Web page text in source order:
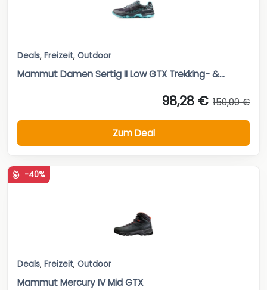
Deals, Freizeit, Outdoor
Mammut Damen Sertig II Low GTX Trekking- &...
98,28 € 150,00 €
Zum Deal
-40%
Deals, Freizeit, Outdoor
Mammut Mercury IV Mid GTX